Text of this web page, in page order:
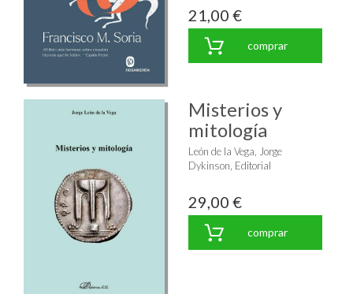
21,00 €
comprar
Misterios y
mitología
León de la Vega, Jorge
Dykinson, Editorial
29,00 €
comprar